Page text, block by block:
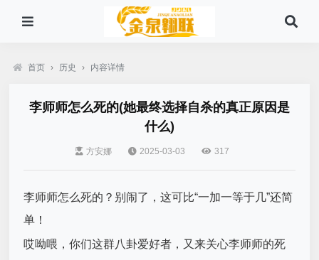
首页 › 历史 › 内容详情
李师师怎么死的(她最终选择自杀的真正原因是
什么)
方安娜 2025-03-03 317
李师师怎么死的？别闹了，这可比“一加一等于几”还简
单！
哎呦喂，你们这群八卦爱好者，又来关心李师师的死